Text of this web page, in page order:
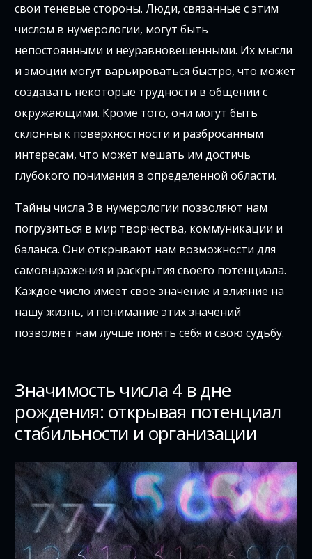
свои теневые стороны. Люди, связанные с этим
числом в нумерологии, могут быть
непостоянными и неуравновешенными. Их мысли
и эмоции могут варьироваться быстро, что может
создавать некоторые трудности в общении с
окружающими. Кроме того, они могут быть
склонны к поверхностности и разбросанным
интересам, что может мешать им достичь
глубокого понимания в определенной области.
Тайны числа 3 в нумерологии позволяют нам
погрузиться в мир творчества, коммуникации и
баланса. Они открывают нам возможности для
самовыражения и раскрытия своего потенциала.
Каждое число имеет свое значение и влияние на
нашу жизнь, и понимание этих значений
позволяет нам лучше понять себя и свою судьбу.
Значимость числа 4 в дне
рождения: открывая потенциал
стабильности и организации